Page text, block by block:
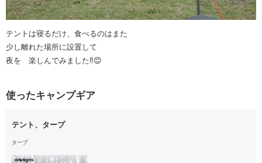
テントは寝るだけ、食べるのはまた
少し離れた場所に設置して
夜を 楽しんでみました‼️😊
使ったキャンプギア
テント、タープ
タープ
onetigris